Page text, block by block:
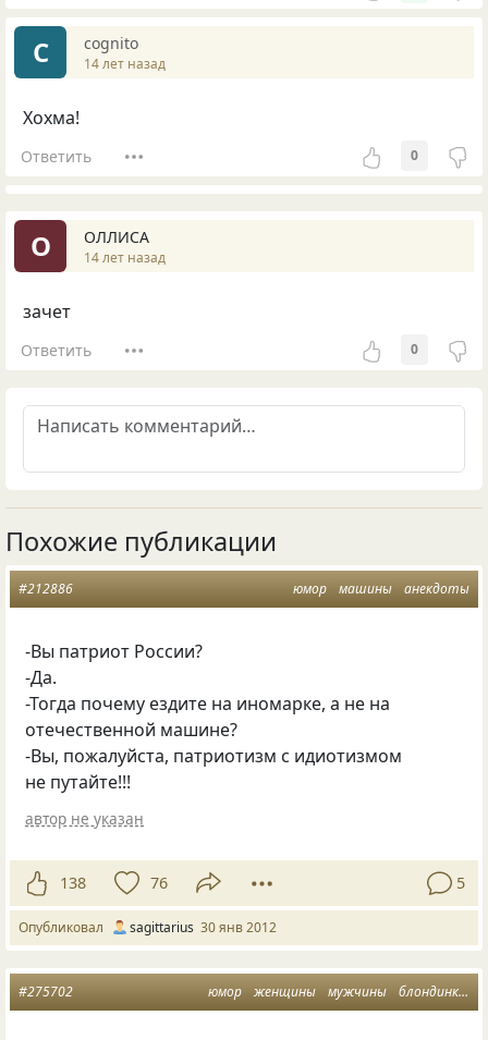
C cognito
14 лет назад
Хохма!
Ответить 0
О ОЛЛИСА
14 лет назад
зачет
Ответить 0
Похожие публикации
юмор машины анекдоты
#212886
-Вы патриот России?
-Да.
-Тогда почему ездите на иномарке, а не на
отечественной машине?
-Вы, пожалуйста, патриотизм с идиотизмом
не путайте!!!
автор не указан
138 76 5
Опубликовал sagittarius 30 янв 2012
юмор женщины мужчины блондинки
#275702